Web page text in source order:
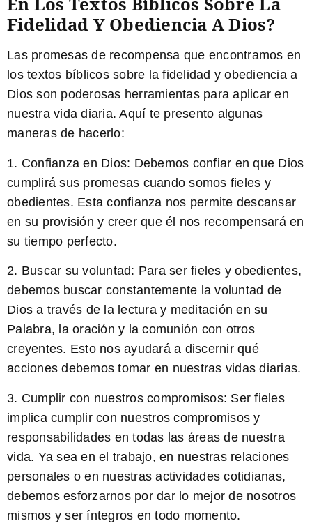
Fidelidad Y Obediencia A Dios?
Las promesas de recompensa que encontramos en
los textos bíblicos sobre la fidelidad y obediencia a
Dios son poderosas herramientas para aplicar en
nuestra vida diaria. Aquí te presento algunas
maneras de hacerlo:
1. Confianza en Dios: Debemos confiar en que Dios
cumplirá sus promesas cuando somos fieles y
obedientes. Esta confianza nos permite descansar
en su provisión y creer que él nos recompensará en
su tiempo perfecto.
2. Buscar su voluntad: Para ser fieles y obedientes,
debemos buscar constantemente la voluntad de
Dios a través de la lectura y meditación en su
Palabra, la oración y la comunión con otros
creyentes. Esto nos ayudará a discernir qué
acciones debemos tomar en nuestras vidas diarias.
3. Cumplir con nuestros compromisos: Ser fieles
implica cumplir con nuestros compromisos y
responsabilidades en todas las áreas de nuestra
vida. Ya sea en el trabajo, en nuestras relaciones
personales o en nuestras actividades cotidianas,
debemos esforzarnos por dar lo mejor de nosotros
mismos y ser íntegros en todo momento.